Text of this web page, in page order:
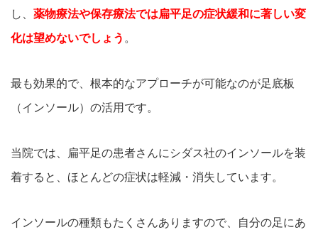
し、 薬物療法や保存療法では扁平足の症状緩和に著しい変
化は望めないでしょう 。
最も効果的で、根本的なアプローチが可能なのが足底板
（インソール）の活用です。
当院では、扁平足の患者さんにシダス社のインソールを装
着すると、ほとんどの症状は軽減・消失しています。
インソールの種類もたくさんありますので、自分の足にあ